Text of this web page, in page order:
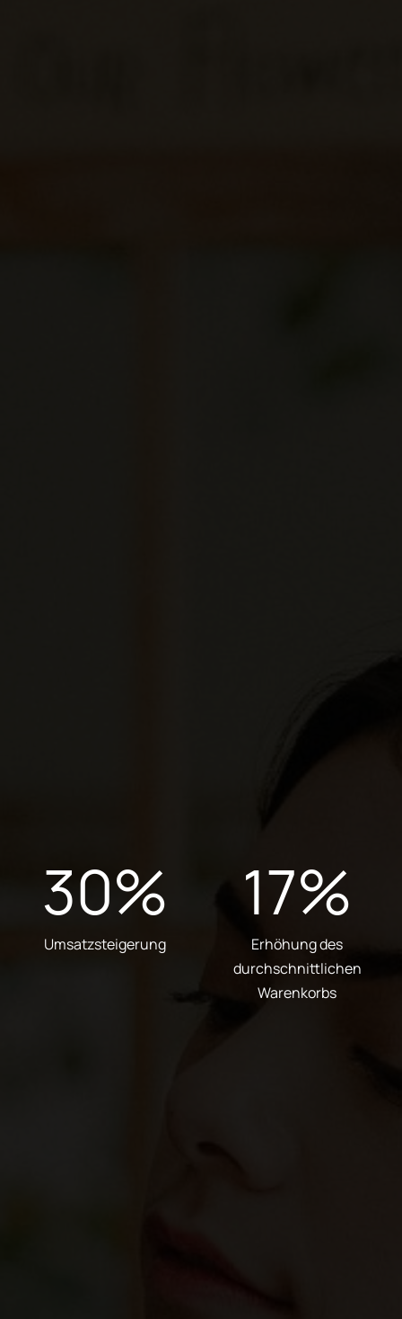
30%
Umsatzsteigerung
17%
Erhöhung des
durchschnittlichen
Warenkorbs